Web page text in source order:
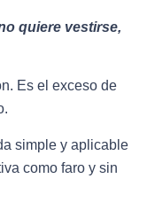
quiere vestirse,
Es el exceso de
simple y aplicable
como faro y sin